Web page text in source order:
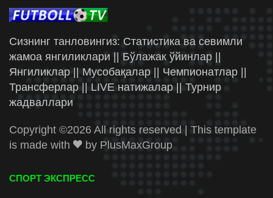
Сизнинг танловингиз: Статистика ва севимли
жамоа янгиликлари || Бўлажак ўйинлар ||
Янгиликлар || Мусобақалар || Чемпионатлар ||
Трансферлар || LIVE натижалар || Турнир
жадваллари
Copyright ©2026 All rights reserved | This template
is made with
by PlusMaxGroup
СПОРТ ЭКСПРЕСС